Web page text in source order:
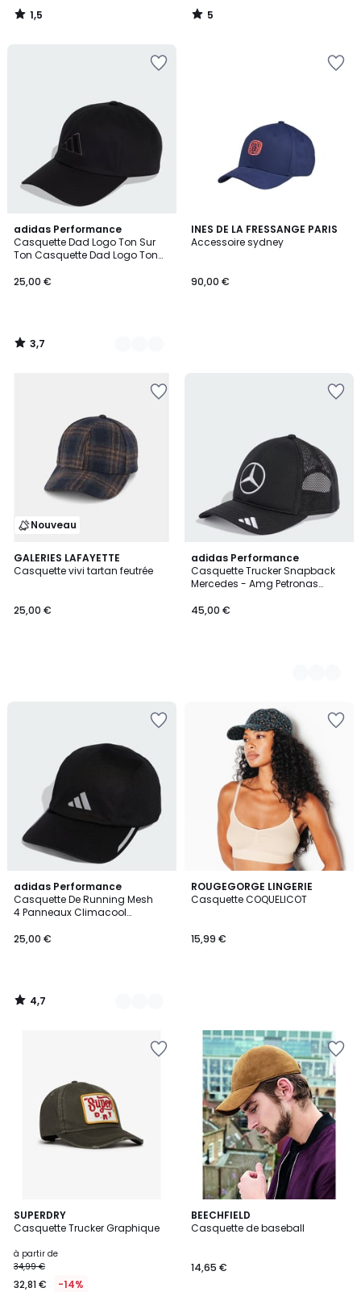
1,5
/
5
/
adidas Performance
Casquette Dad Logo Ton Sur
Ton Casquette Dad Logo Ton
25,00 €
3,7
/ 5
3
Couleurs
3,7
/
INES DE LA FRESSANGE PARIS
Accessoire sydney
90,00 €
Nouveau
GALERIES LAFAYETTE
Casquette vivi tartan feutrée
25,00 €
adidas Performance
Casquette Trucker Snapback
Mercedes - Amg Petronas
Casquette Trucker Snapback
45,00 €
2
Couleurs
adidas Performance
Casquette De Running Mesh
4 Panneaux Climacool
4 Panneaux Climacool
25,00 €
4,7
/ 5
2
Couleurs
4,7
/
ROUGEGORGE LINGERIE
Casquette COQUELICOT
15,99 €
SUPERDRY
Casquette Trucker Graphique
à partir de
34,99 €
32,81 € -14%
11
Couleurs
BEECHFIELD
Casquette de baseball
14,65 €
3
Couleurs